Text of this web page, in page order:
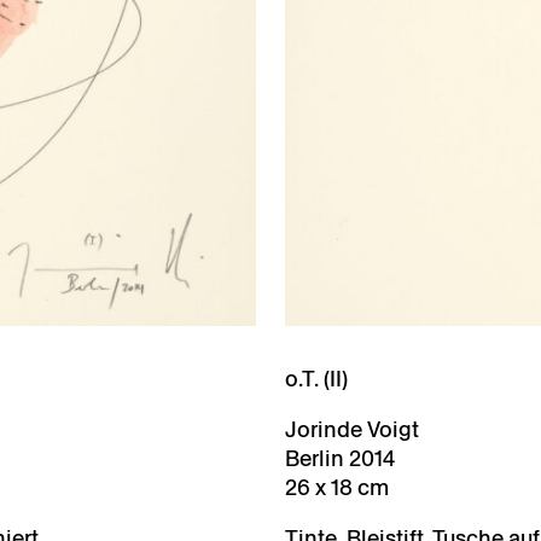
o.T. (II)
Jorinde Voigt
Berlin 2014
26 x 18 cm